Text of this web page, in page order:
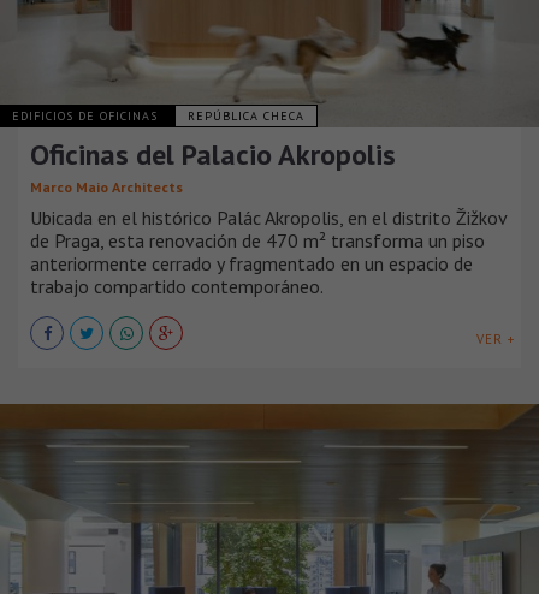
EDIFICIOS DE OFICINAS REPÚBLICA CHECA
Oficinas del Palacio Akropolis
Marco Maio Architects
Ubicada en el histórico Palác Akropolis, en el distrito Žižkov
de Praga, esta renovación de 470 m² transforma un piso
anteriormente cerrado y fragmentado en un espacio de
trabajo compartido contemporáneo.
VER +